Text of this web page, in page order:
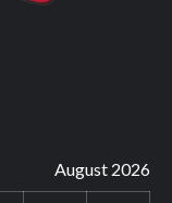
August 2026